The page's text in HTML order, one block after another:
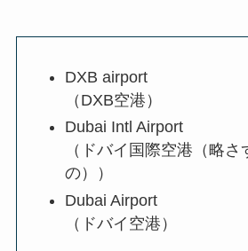
DXB airport
（DXB空港）
Dubai Intl Airport
（ドバイ国際空港（略さ
の））
Dubai Airport
（ドバイ空港）